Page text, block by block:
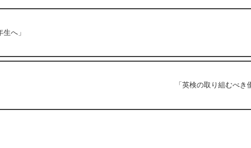
生へ」
「英検の取り組むべき